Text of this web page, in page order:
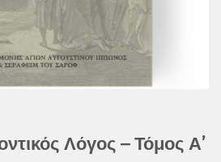
Λόγος – Τόμος Α’